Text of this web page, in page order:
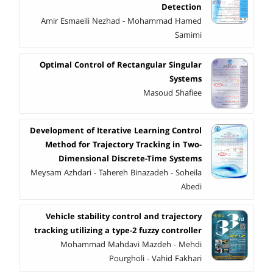
Detection
Amir Esmaeili Nezhad - Mohammad Hamed
Samimi
Optimal Control of Rectangular Singular
Systems
Masoud Shafiee
Development of Iterative Learning Control
Method for Trajectory Tracking in Two-
Dimensional Discrete-Time Systems
Meysam Azhdari - Tahereh Binazadeh - Soheila
Abedi
Vehicle stability control and trajectory
tracking utilizing a type-2 fuzzy controller
Mohammad Mahdavi Mazdeh - Mehdi
Pourgholi - Vahid Fakhari